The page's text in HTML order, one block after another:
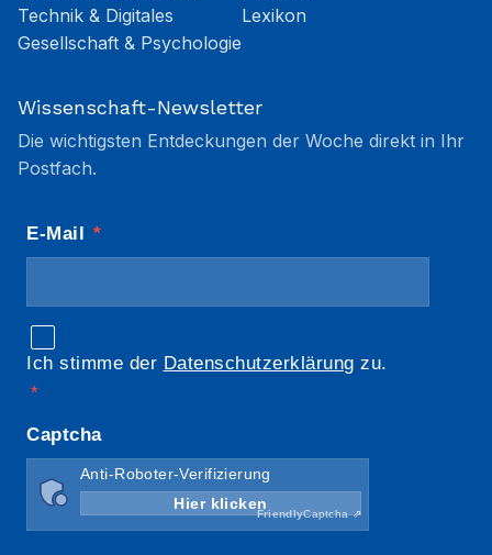
Technik & Digitales
Gesellschaft & Psychologie
Lexikon
Wissenschaft-Newsletter
Die wichtigsten Entdeckungen der Woche direkt in Ihr
Postfach.